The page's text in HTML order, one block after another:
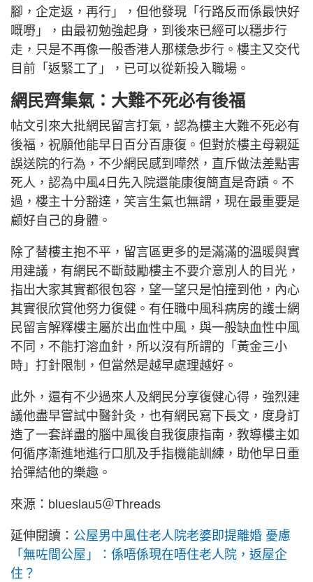
腳，企定返，再行」，但他發現「行路反而係最快好
嘅嘢」，由最初勉強起身，到後來已經可以穩步行
走，只是不再像一般香港人那樣急步行。樓主又交代
目前「返緊工了」，已可以從新投入職場。
網民齊集氣：大難不死必有後福
帖文引來大批網民留言打氣，認為樓主大難不死必有
後福，祝願他能早日百分百康復。但對於樓主母親延
誤送院的行為，不少網民感到嘩然，直斥做法差點害
死人，認為中風4日先入院還能康復簡直是奇蹟。不
過，樓主十分豁達，笑言生氣也無謂，現在最重要是
顧好自己的身體。
除了替樓主抱不平，留言區更多的是滿滿的溫暖與實
用建議，有網民不斷鼓勵樓主不要介意別人的目光，
指出大家其實都很包容，望一望只是怕撞到他，內心
其實很欣賞他努力復健。有任職中風科病房的護士網
民留言解釋樓主屬於出血性中風，與一般缺血性中風
不同，不能打溶血針，所以沒有所謂的「黃金三小
時」打針限制，但當然是越早處理越好。
此外，還有不少過來人及網民分享復健心得，強烈建
議他盡早嘗試中醫針灸，也有網民寫下長文，度身訂
造了一套詳盡的腦中風後自我復康指南，教導樓主如
何循序漸進地進行口肌及手指機能訓練，助他早日重
拾彈結他的樂趣。
來源：blueslau5＠Threads
延伸閱讀： 公屋男中風住老人院老婆即提離婚 憂慮
「無咗間公屋」：係唔係現在唔住老人院，返屋企
住？